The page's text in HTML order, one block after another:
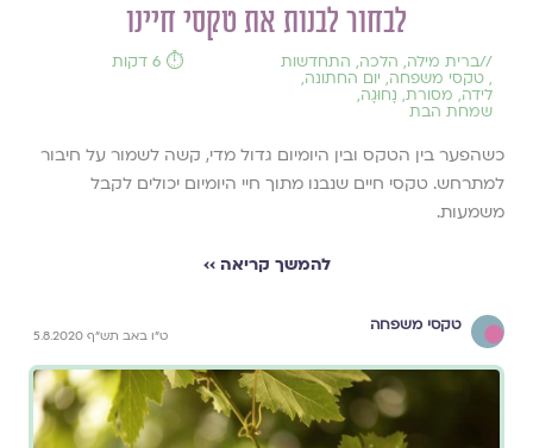
לבחור לבנות את טקסי חיינו
//ברית מילה, הלכה, התחדשות
, טקסי משפחה, יום החתונה,
לידה, מסורת, נָחוּגָה,
שמחת הבת
⏱️ 6 דקות
כשהפער בין הטקס ובין היומיום גדול מדי, קשה לשמור על חיבור
למתרחש. טקסי חיים שנבנו מתוך חיי היומיום יכולים לקבל
משמעות.
להמשך קריאה ››
טקסי משפחה
ט"ו באב תש"ף 5.8.2020